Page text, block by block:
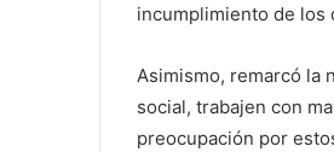
incumplimiento de
Asimismo, remarcó la
social, trabajen con
preocupación por